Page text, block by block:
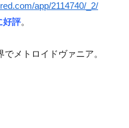
app/2114740/_2/
好評。
メトロイドヴァニア。